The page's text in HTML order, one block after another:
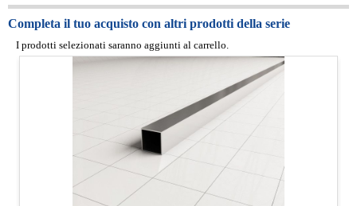
Completa il tuo acquisto con altri prodotti della serie
I prodotti selezionati saranno aggiunti al carrello.